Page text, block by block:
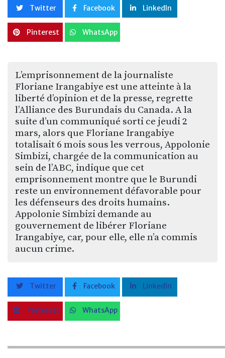
Twitter Facebook LinkedIn
Pinterest WhatsApp
L’emprisonnement de la journaliste
Floriane Irangabiye est une atteinte à la
liberté d’opinion et de la presse, regrette
l’Alliance des Burundais du Canada. A la
suite d’un communiqué sorti ce jeudi 2
mars, alors que Floriane Irangabiye
totalisait 6 mois sous les verrous, Appolonie
Simbizi, chargée de la communication au
sein de l’ABC, indique que cet
emprisonnement montre que le Burundi
reste un environnement défavorable pour
les défenseurs des droits humains.
Appolonie Simbizi demande au
gouvernement de libérer Floriane
Irangabiye, car, pour elle, elle n’a commis
aucun crime.
Twitter Facebook LinkedIn
Pinterest WhatsApp